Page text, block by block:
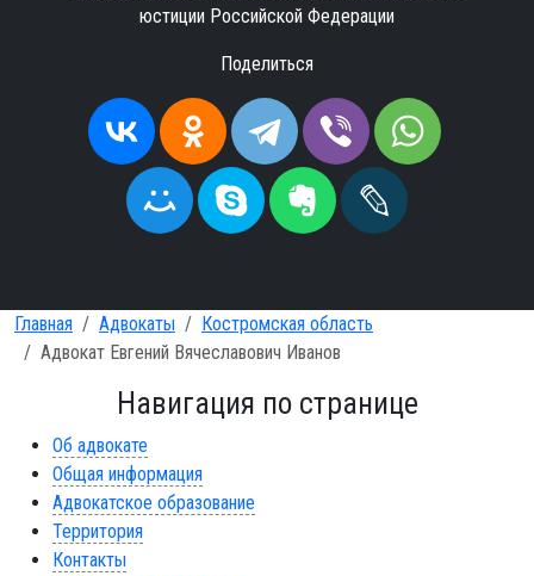
юстиции Российской Федерации
Поделиться
Главная Адвокаты
Костромская область
Адвокат Евгений Вячеславович Иванов
Навигация по странице
Об адвокате
Общая информация
Адвокатское образование
Территория
Контакты